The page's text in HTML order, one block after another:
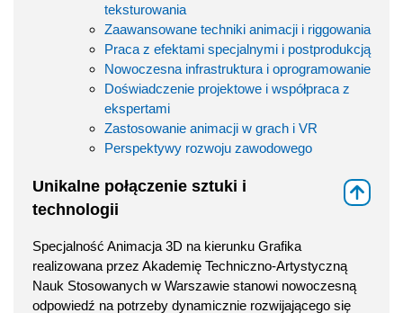
teksturowania
Zaawansowane techniki animacji i riggowania
Praca z efektami specjalnymi i postprodukcją
Nowoczesna infrastruktura i oprogramowanie
Doświadczenie projektowe i współpraca z
ekspertami
Zastosowanie animacji w grach i VR
Perspektywy rozwoju zawodowego
Unikalne połączenie sztuki i
technologii
Specjalność Animacja 3D na kierunku Grafika
realizowana przez Akademię Techniczno-Artystyczną
Nauk Stosowanych w Warszawie stanowi nowoczesną
odpowiedź na potrzeby dynamicznie rozwijającego się